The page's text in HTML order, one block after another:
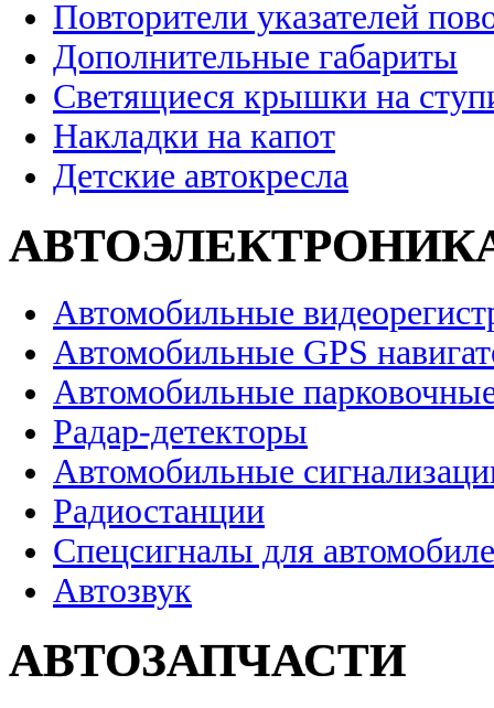
Повторители указателей
Дополнительные габариты
Светящиеся крышки на
Накладки на капот
Детские автокресла
Автомобильные
Автомобильные GPS
Автомобильные
Радар-детекторы
Автомобильные
Радиостанции
Спецсигналы для
Автозвук
АВТОЗАПЧАСТИ